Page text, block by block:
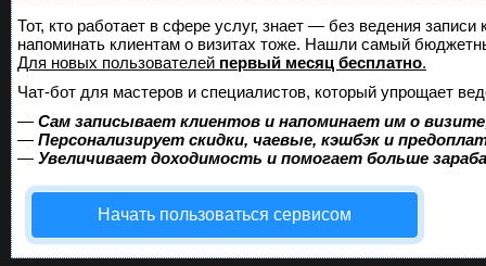
Тот, кто работает в сфере услуг, знает — без ведения
напоминать клиентам о визитах тоже. Нашли самый
Для новых пользователей первый месяц бесплатно.
Чат-бот для мастеров и специалистов, который упрощает
— Сам записывает клиентов и напоминает им о
— Персонализирует скидки, чаевые, кэшбэк и
— Увеличивает доходимость и помогает больше
Начать пользоваться сервисом